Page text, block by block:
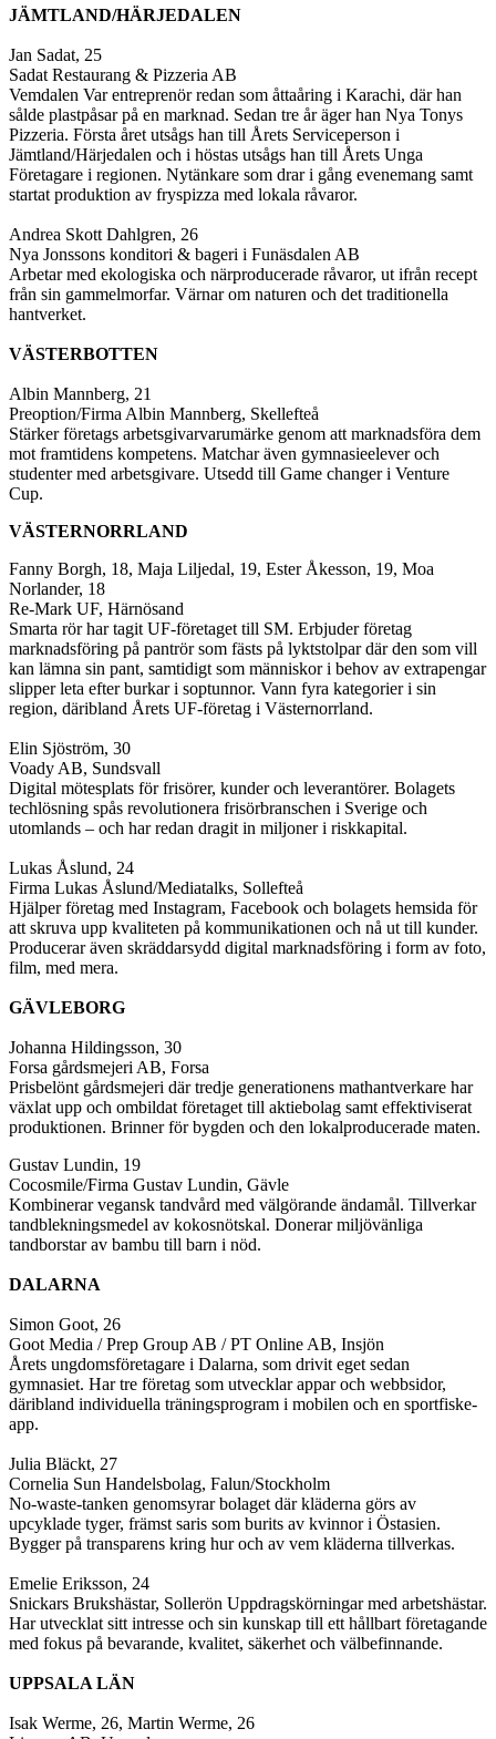
JÄMTLAND/HÄRJEDALEN
Jan Sadat, 25
Sadat Restaurang & Pizzeria AB
Vemdalen Var entreprenör redan som åttaåring i Karachi, där han
sålde plastpåsar på en marknad. Sedan tre år äger han Nya Tonys
Pizzeria. Första året utsågs han till Årets Serviceperson i
Jämtland/Härjedalen och i höstas utsågs han till Årets Unga
Företagare i regionen. Nytänkare som drar i gång evenemang samt
startat produktion av fryspizza med lokala råvaror.
Andrea Skott Dahlgren, 26
Nya Jonssons konditori & bageri i Funäsdalen AB
Arbetar med ekologiska och närproducerade råvaror, ut ifrån recept
från sin gammelmorfar. Värnar om naturen och det traditionella
hantverket.
VÄSTERBOTTEN
Albin Mannberg, 21
Preoption/Firma Albin Mannberg, Skellefteå
Stärker företags arbetsgivarvarumärke genom att marknadsföra dem
mot framtidens kompetens. Matchar även gymnasieelever och
studenter med arbetsgivare. Utsedd till Game changer i Venture
Cup.
VÄSTERNORRLAND
Fanny Borgh, 18, Maja Liljedal, 19, Ester Åkesson, 19, Moa
Norlander, 18
Re-Mark UF, Härnösand
Smarta rör har tagit UF-företaget till SM. Erbjuder företag
marknadsföring på pantrör som fästs på lyktstolpar där den som vill
kan lämna sin pant, samtidigt som människor i behov av extrapengar
slipper leta efter burkar i soptunnor. Vann fyra kategorier i sin
region, däribland Årets UF-företag i Västernorrland.
Elin Sjöström, 30
Voady AB, Sundsvall
Digital mötesplats för frisörer, kunder och leverantörer. Bolagets
techlösning spås revolutionera frisörbranschen i Sverige och
utomlands – och har redan dragit in miljoner i riskkapital.
Lukas Åslund, 24
Firma Lukas Åslund/Mediatalks, Sollefteå
Hjälper företag med Instagram, Facebook och bolagets hemsida för
att skruva upp kvaliteten på kommunikationen och nå ut till kunder.
Producerar även skräddarsydd digital marknadsföring i form av foto,
film, med mera.
GÄVLEBORG
Johanna Hildingsson, 30
Forsa gårdsmejeri AB, Forsa
Prisbelönt gårdsmejeri där tredje generationens mathantverkare har
växlat upp och ombildat företaget till aktiebolag samt effektiviserat
produktionen. Brinner för bygden och den lokalproducerade maten.
Gustav Lundin, 19
Cocosmile/Firma Gustav Lundin, Gävle
Kombinerar vegansk tandvård med välgörande ändamål. Tillverkar
tandblekningsmedel av kokosnötskal. Donerar miljövänliga
tandborstar av bambu till barn i nöd.
DALARNA
Simon Goot, 26
Goot Media / Prep Group AB / PT Online AB, Insjön
Årets ungdomsföretagare i Dalarna, som drivit eget sedan
gymnasiet. Har tre företag som utvecklar appar och webbsidor,
däribland individuella träningsprogram i mobilen och en sportfiske-
app.
Julia Bläckt, 27
Cornelia Sun Handelsbolag, Falun/Stockholm
No-waste-tanken genomsyrar bolaget där kläderna görs av
upcyklade tyger, främst saris som burits av kvinnor i Östasien.
Bygger på transparens kring hur och av vem kläderna tillverkas.
Emelie Eriksson, 24
Snickars Brukshästar, Sollerön Uppdragskörningar med arbetshästar.
Har utvecklat sitt intresse och sin kunskap till ett hållbart företagande
med fokus på bevarande, kvalitet, säkerhet och välbefinnande.
UPPSALA LÄN
Isak Werme, 26, Martin Werme, 26